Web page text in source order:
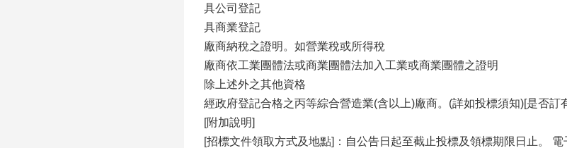
具公司登記
具商業登記
廠商納稅之證明。如營業稅或所得稅
廠商依工業團體法或商業團體法加入工業或商業團體之證明
除上述外之其他資格
經政府登記合格之丙等綜合營造業(含以上)廠商。(詳如投標須知)[是否訂
[附加說明]
[招標文件領取方式及地點]：自公告日起至截止投標及領標期限日止。